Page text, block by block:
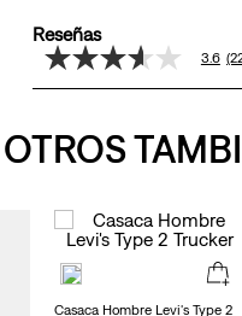
Reseñas
3.6
de
valor
medio
Reviews.
Enlace
3.6
OTROS
Casaca Hombre Levi's Type 2